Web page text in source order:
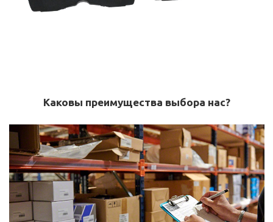
Каковы преимущества выбора нас?